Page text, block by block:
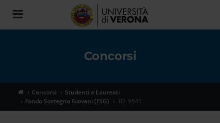
Toggle
navigation
Concorsi
Concorsi
Studenti e Laureati
Fondo Sostegno Giovani (FSG)
ID. 9541